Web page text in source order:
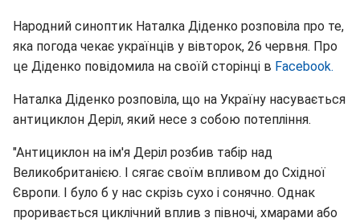
Народний синоптик Наталка Діденко розповіла про те,
яка погода чекає українців у вівторок, 26 червня. Про
це Діденко повідомила на своїй сторінці в Facebook.
Наталка Діденко розповіла, що на Україну насувається
антициклон Деріл, який несе з собою потепління.
"Антициклон на ім'я Деріл розбив табір над
Великобританією. І сягає своїм впливом до Східної
Європи. І було б у нас скрізь сухо і сонячно. Однак
проривається циклічний вплив з півночі, хмарами або